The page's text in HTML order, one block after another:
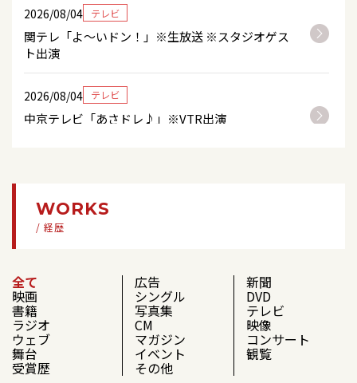
「KANSAI COLLECTION 2026 AUTUMN &
WINTER」＜大阪府／京セラドーム大阪＞
2026/08/13 テレビ
チャンネル銀河「ゆうと王子の大冒険＃8ボルダ
リングでどんな壁も乗り越える力を鍛えよう！
＜北海道／鹿部漁港敷地内＞
チャンネル銀河「ゆうと王子の大冒険＃9バーテ
ンダーから大人の世界を学ぼう！」※再放送
2026/08/18 テレビ
チャンネル銀河「ゆうと王子の大冒険＃10消防
士から人を助ける精神を学ぼう！ 」※再放送
2026/08/04 テレビ
関テレ「よ～いドン！」※生放送 ※スタジオゲス
ト出演
2026/08/04 テレビ
中京テレビ「あさドレ♪」※VTR出演
武ライオンズ」 国歌独唱決定！
決定！
2026/08/03
クリスマスディナーショー開催決定！
WORKS
/ 経歴
全て 広告 新聞
映画 シングル DVD
書籍 写真集 テレビ
ラジオ CM 映像
ウェブ マガジン コンサート
舞台 イベント 観覧
受賞歴 その他